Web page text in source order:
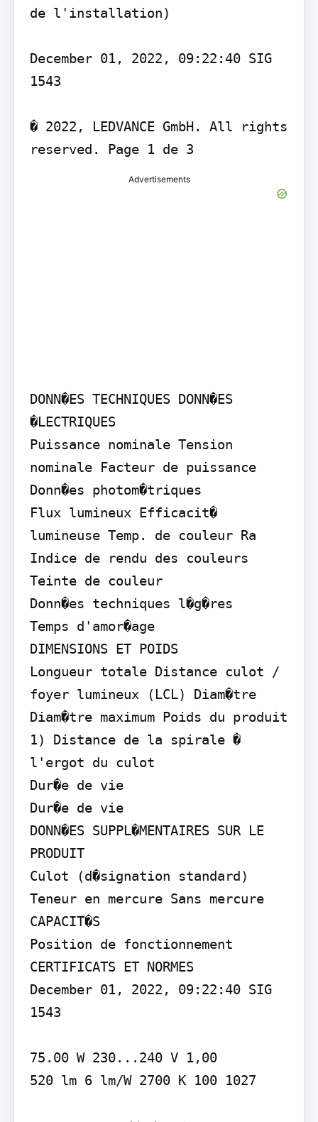
de l'installation)
December 01, 2022, 09:22:40 SIG
1543
� 2022, LEDVANCE GmbH. All rights
reserved. Page 1 de 3
Advertisements
DONN�ES TECHNIQUES DONN�ES
�LECTRIQUES
Puissance nominale Tension
nominale Facteur de puissance
Donn�es photom�triques
Flux lumineux Efficacit�
lumineuse Temp. de couleur Ra
Indice de rendu des couleurs
Teinte de couleur
Donn�es techniques l�g�res
Temps d'amor�age
DIMENSIONS ET POIDS
Longueur totale Distance culot /
foyer lumineux (LCL) Diam�tre
Diam�tre maximum Poids du produit
1) Distance de la spirale �
l'ergot du culot
Dur�e de vie
Dur�e de vie
DONN�ES SUPPL�MENTAIRES SUR LE
PRODUIT
Culot (d�signation standard)
Teneur en mercure Sans mercure
CAPACIT�S
Position de fonctionnement
CERTIFICATS ET NORMES
December 01, 2022, 09:22:40 SIG
1543
75.00 W 230...240 V 1,00
520 lm 6 lm/W 2700 K 100 1027